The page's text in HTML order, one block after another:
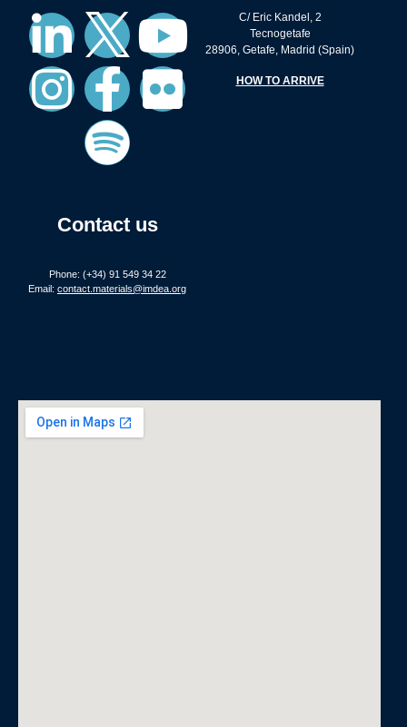
Contact us
Phone: (+34) 91 549 34 22
Email: contact.materials@imdea.org
C/ Eric Kandel, 2
Tecnogetafe
28906, Getafe, Madrid (Spain)
HOW TO ARRIVE